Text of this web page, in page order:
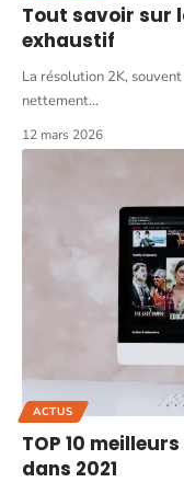
Tout savoir sur
exhaustif
La résolution 2K,
nettement…
12 mars 2026
ACTUS
TOP 10
dans 2021